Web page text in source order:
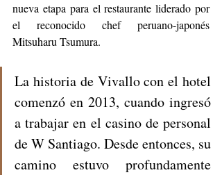
nueva etapa para el restaurante liderado por
el reconocido chef peruano-japonés
Mitsuharu Tsumura.
La historia de Vivallo con el hotel
comenzó en 2013, cuando ingresó
a trabajar en el casino de personal
de W Santiago. Desde entonces, su
camino estuvo profundamente